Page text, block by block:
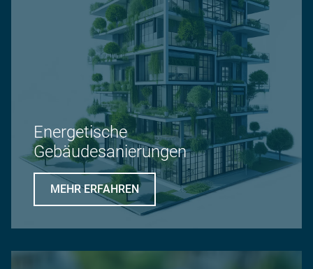
Energetische
Gebäudesanierungen
MEHR ERFAHREN